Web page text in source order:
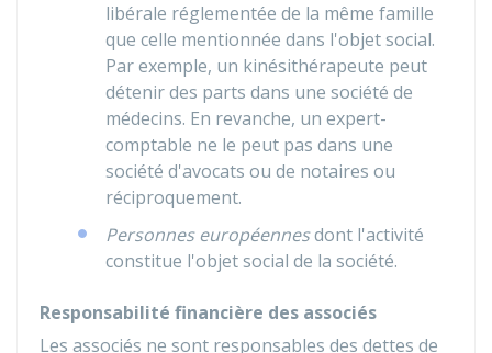
libérale réglementée de la même famille
que celle mentionnée dans l'objet social.
Par exemple, un kinésithérapeute peut
détenir des parts dans une société de
médecins. En revanche, un expert-
comptable ne le peut pas dans une
société d'avocats ou de notaires ou
réciproquement.
Personnes européennesdont l'activité
constitue l'objet social de la société.
Responsabilité financière des associés
Les associés ne sont responsables des dettes de